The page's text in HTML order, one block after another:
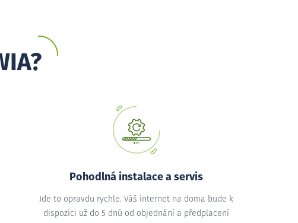
Pohodlná instalace a servis
Jde to opravdu rychle. Váš internet na doma bude k
dispozici už do 5 dnů od objednání a předplacení